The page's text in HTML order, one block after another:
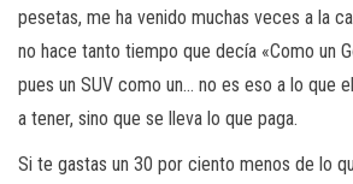
pesetas, me ha venido muchas veces a la
no hace tanto tiempo que decía «Como un
pues un SUV como un… no es eso a lo que
a tener, sino que se lleva lo que paga.
Si te gastas un 30 por ciento menos de lo